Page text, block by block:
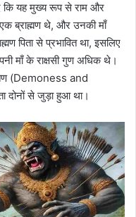
कि यह मुख्य रूप से राम और
एक ब्राह्मण थे, और उनकी माँ
पिता से प्रभावित था, इसलिए
माँ के राक्षसी गुण अधिक थे।
(Demoness and
दोनों से जुड़ा हुआ था।